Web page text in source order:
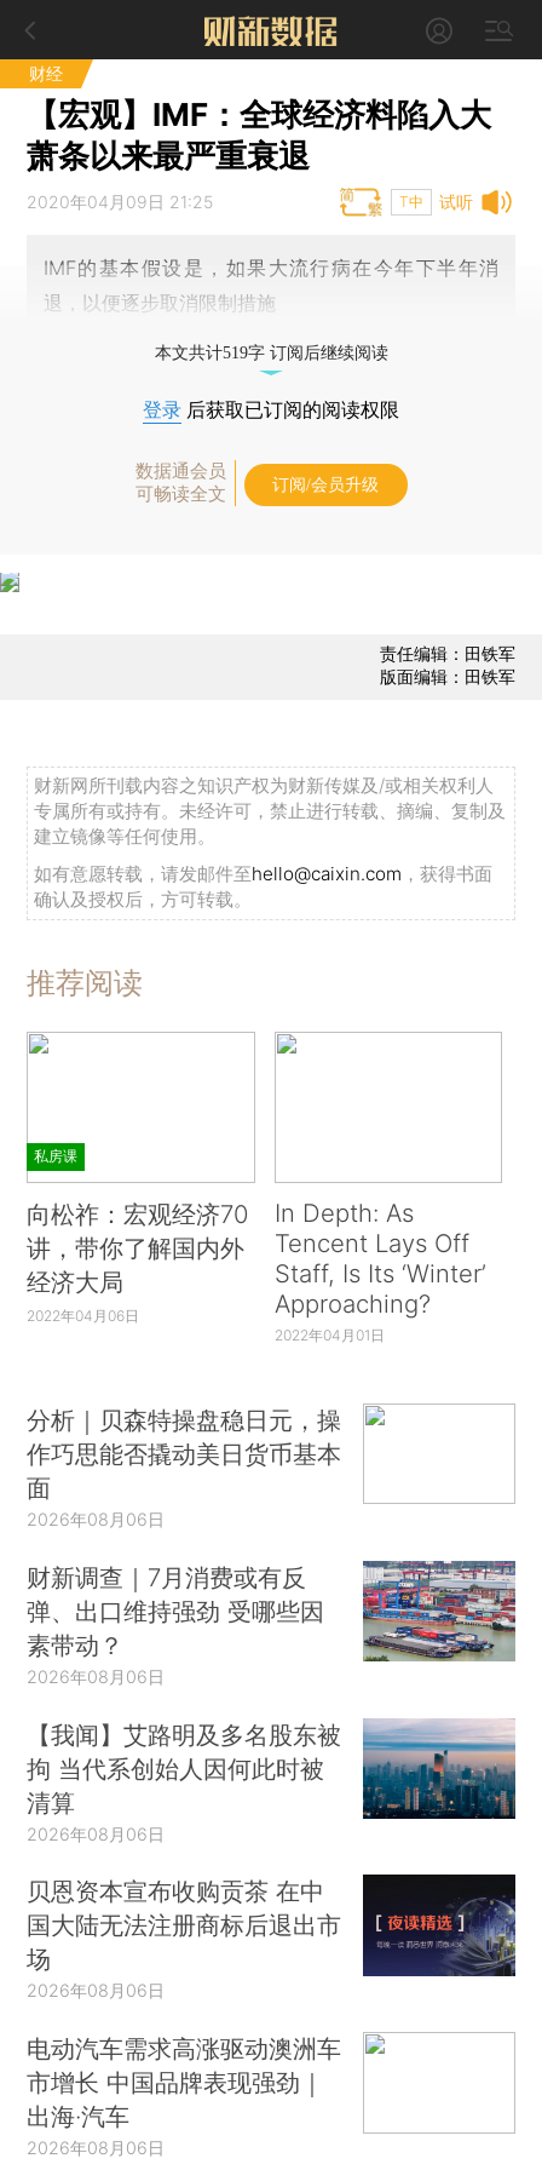
财经
【宏观】IMF：全球经济料陷入大
萧条以来最严重衰退
试听
2020年04月09日 21:25 T中
IMF的基本假设是，如果大流行病在今年下半年消
退，以便逐步取消限制措施
本文共计519字 订阅后继续阅读
登录 后获取已订阅的阅读权限
数据通会员
可畅读全文
订阅/会员升级
责任编辑：田铁军
版面编辑：田铁军
财新网所刊载内容之知识产权为财新传媒及/或相关权利人
专属所有或持有。未经许可，禁止进行转载、摘编、复制及
建立镜像等任何使用。
如有意愿转载，请发邮件至hello@caixin.com ，获得书面
确认及授权后，方可转载。
推荐阅读
私房课
向松祚：宏观经济70
讲，带你了解国内外
经济大局
2022年04月06日
In Depth: As
Tencent Lays Off
Staff, Is Its ‘Winter’
Approaching?
2022年04月01日
分析｜贝森特操盘稳日元，操
作巧思能否撬动美日货币基本
面
2026年08月06日
财新调查｜7月消费或有反
弹、出口维持强劲 受哪些因
素带动？
2026年08月06日
【我闻】艾路明及多名股东被
拘 当代系创始人因何此时被
清算
2026年08月06日
贝恩资本宣布收购贡茶 在中
国大陆无法注册商标后退出市
场
2026年08月06日
电动汽车需求高涨驱动澳洲车
市增长 中国品牌表现强劲｜
出海·汽车
2026年08月06日